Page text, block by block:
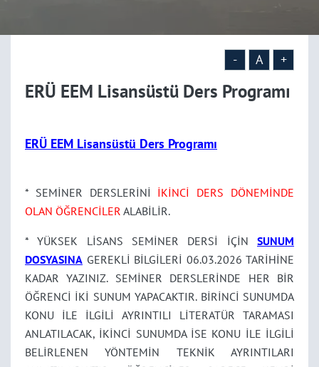
- A +
ERÜ EEM Lisansüstü Ders Programı
ERÜ EEM Lisansüstü Ders Programı
* SEMİNER DERSLERİNİ İKİNCİ DERS DÖNEMİNDE
OLAN ÖĞRENCİLER ALABİLİR.
* YÜKSEK LİSANS SEMİNER DERSİ İÇİN SUNUM
DOSYASINA GEREKLİ BİLGİLERİ 06.03.2026 TARİHİNE
KADAR YAZINIZ. SEMİNER DERSLERİNDE HER BİR
ÖĞRENCİ İKİ SUNUM YAPACAKTIR. BİRİNCİ SUNUMDA
KONU İLE İLGİLİ AYRINTILI LİTERATÜR TARAMASI
ANLATILACAK, İKİNCİ SUNUMDA İSE KONU İLE İLGİLİ
BELİRLENEN YÖNTEMİN TEKNİK AYRINTILARI